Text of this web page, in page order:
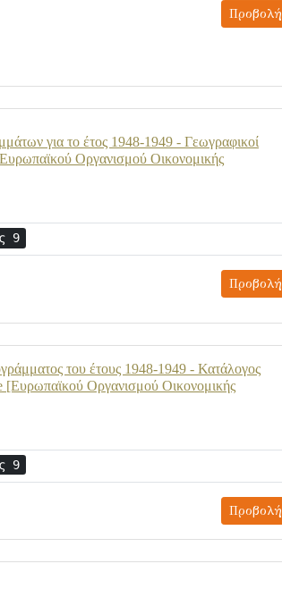
Προβολή
για το έτος 1948-1949 - Γεωγραφικοί
Οργανισμού Οικονομικής
9
Προβολή
του έτους 1948-1949 - Κατάλογος
Οργανισμού Οικονομικής
9
Προβολή